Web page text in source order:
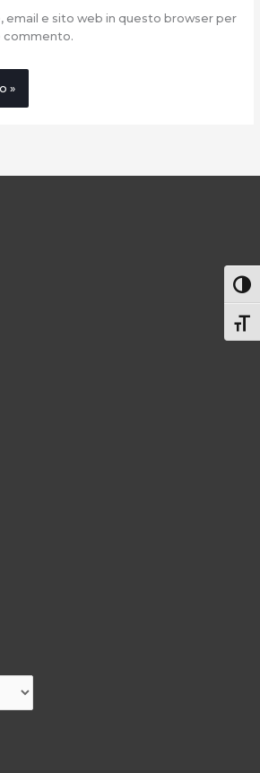
email e sito web in questo browser per
commento.